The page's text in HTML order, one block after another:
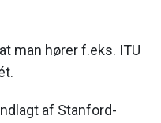
man hører f.eks. ITU
af Stanford-